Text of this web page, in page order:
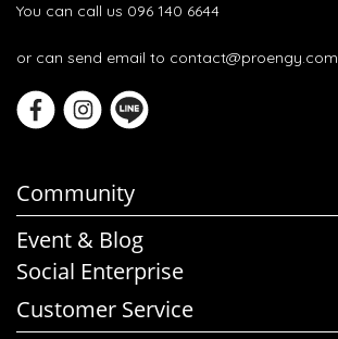
You can call us 096 140 6644
or can send email to contact@proengy.com
Community
Event & Blog
Social Enterprise
Customer Service